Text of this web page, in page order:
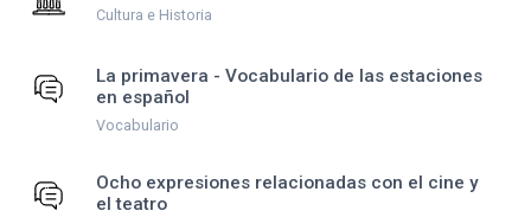
Cultura e Historia
La primavera - Vocabulario de las estaciones
en español
Vocabulario
Ocho expresiones relacionadas con el cine y
el teatro